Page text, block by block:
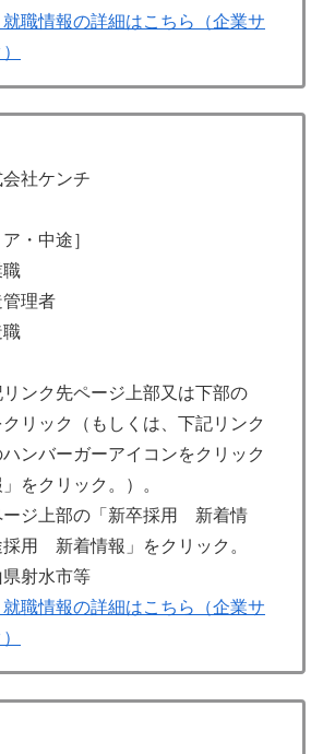
職情報の詳細はこちら（企業サ
会社ケンチ
・中途］
職
管理者
職
リンク先ページ上部又は下部の
クリック（もしくは、下記リンク
ンバーガーアイコンをクリック
をクリック。）。
ージ上部の「新卒採用 新着情
用 新着情報」をクリック。
県射水市等
職情報の詳細はこちら（企業サ